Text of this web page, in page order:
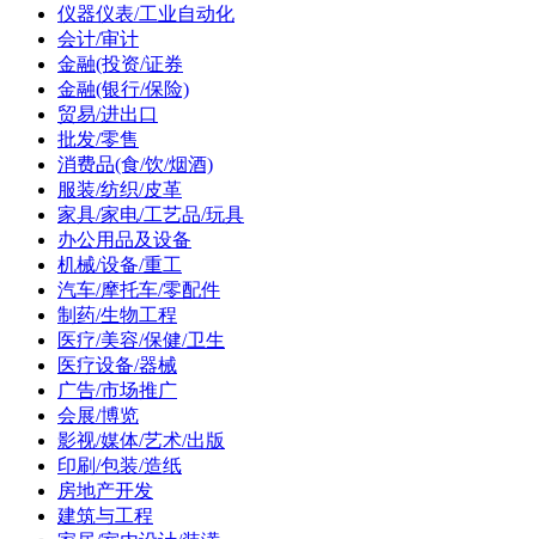
仪器仪表/工业自动化
会计/审计
金融(投资/证券
金融(银行/保险)
贸易/进出口
批发/零售
消费品(食/饮/烟酒)
服装/纺织/皮革
家具/家电/工艺品/玩具
办公用品及设备
机械/设备/重工
汽车/摩托车/零配件
制药/生物工程
医疗/美容/保健/卫生
医疗设备/器械
广告/市场推广
会展/博览
影视/媒体/艺术/出版
印刷/包装/造纸
房地产开发
建筑与工程